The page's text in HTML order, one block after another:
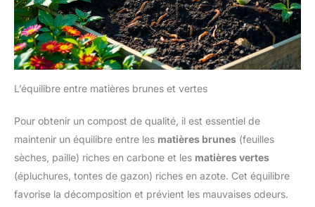
L’équilibre entre matières brunes et vertes
Pour obtenir un compost de qualité, il est essentiel de
maintenir un équilibre entre les matières brunes (feuilles
sèches, paille) riches en carbone et les matières vertes
(épluchures, tontes de gazon) riches en azote. Cet équilibre
favorise la décomposition et prévient les mauvaises odeurs.